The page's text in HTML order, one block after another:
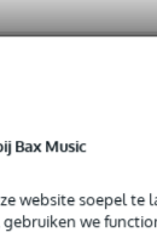
Bax Music
website soepel te
we
tegelijk: min.
opzegbaar
Bax Music bij